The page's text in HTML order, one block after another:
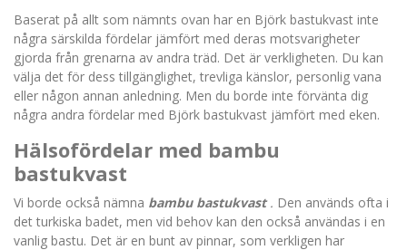
Baserat på allt som nämnts ovan har en Björk bastukvast inte
några särskilda fördelar jämfört med deras motsvarigheter
gjorda från grenarna av andra träd. Det är verkligheten. Du kan
välja det för dess tillgänglighet, trevliga känslor, personlig vana
eller någon annan anledning. Men du borde inte förvänta dig
några andra fördelar med Björk bastukvast jämfört med eken.
Hälsofördelar med bambu
bastukvast
Vi borde också nämna bambu bastukvast. Den används ofta i
det turkiska badet, men vid behov kan den också användas i en
vanlig bastu. Det är en bunt av pinnar, som verkligen har